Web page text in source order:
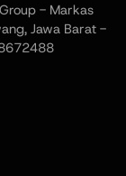
- Markas
Jawa Barat -